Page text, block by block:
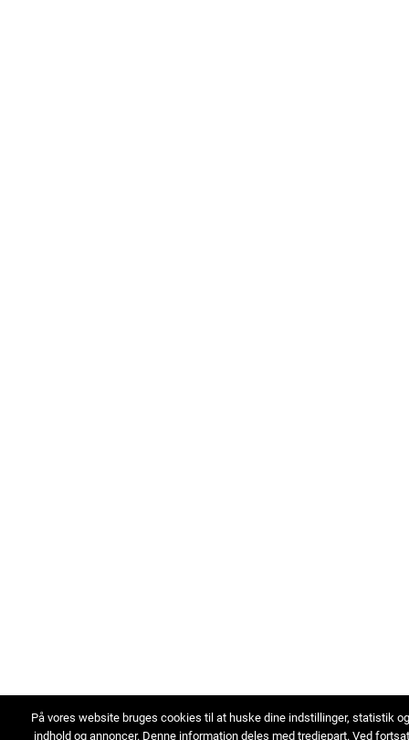
På vores website bruges cookies til at huske dine indstillinger, statistik
indhold og annoncer. Denne information deles med tredjepart. Ved